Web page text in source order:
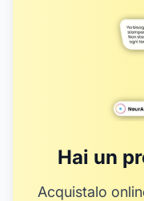
Hai un
Acquistalo